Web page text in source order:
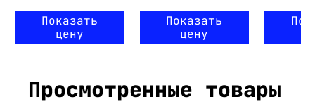
Показать
цену
Показать
цену
Просмотренные товары